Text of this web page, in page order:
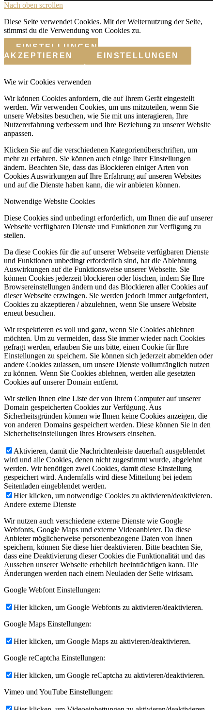
Nach oben scrollen
Diese Seite verwendet Cookies. Mit der Weiternutzung der Seite,
stimmst du die Verwendung von Cookies zu.
EINSTELLUNGEN
AKZEPTIEREN
EINSTELLUNGEN
Wie wir Cookies verwenden
Wir können Cookies anfordern, die auf Ihrem Gerät eingestellt
werden. Wir verwenden Cookies, um uns mitzuteilen, wenn Sie
unsere Websites besuchen, wie Sie mit uns interagieren, Ihre
Nutzererfahrung verbessern und Ihre Beziehung zu unserer Website
anpassen.
Klicken Sie auf die verschiedenen Kategorienüberschriften, um
mehr zu erfahren. Sie können auch einige Ihrer Einstellungen
ändern. Beachten Sie, dass das Blockieren einiger Arten von
Cookies Auswirkungen auf Ihre Erfahrung auf unseren Websites
und auf die Dienste haben kann, die wir anbieten können.
Notwendige Website Cookies
Diese Cookies sind unbedingt erforderlich, um Ihnen die auf unserer
Webseite verfügbaren Dienste und Funktionen zur Verfügung zu
stellen.
Da diese Cookies für die auf unserer Webseite verfügbaren Dienste
und Funktionen unbedingt erforderlich sind, hat die Ablehnung
Auswirkungen auf die Funktionsweise unserer Webseite. Sie
können Cookies jederzeit blockieren oder löschen, indem Sie Ihre
Browsereinstellungen ändern und das Blockieren aller Cookies auf
dieser Webseite erzwingen. Sie werden jedoch immer aufgefordert,
Cookies zu akzeptieren / abzulehnen, wenn Sie unsere Website
erneut besuchen.
Wir respektieren es voll und ganz, wenn Sie Cookies ablehnen
möchten. Um zu vermeiden, dass Sie immer wieder nach Cookies
gefragt werden, erlauben Sie uns bitte, einen Cookie für Ihre
Einstellungen zu speichern. Sie können sich jederzeit abmelden oder
andere Cookies zulassen, um unsere Dienste vollumfänglich nutzen
zu können. Wenn Sie Cookies ablehnen, werden alle gesetzten
Cookies auf unserer Domain entfernt.
Wir stellen Ihnen eine Liste der von Ihrem Computer auf unserer
Domain gespeicherten Cookies zur Verfügung. Aus
Sicherheitsgründen können wie Ihnen keine Cookies anzeigen, die
von anderen Domains gespeichert werden. Diese können Sie in den
Sicherheitseinstellungen Ihres Browsers einsehen.
Aktivieren, damit die Nachrichtenleiste dauerhaft ausgeblendet
wird und alle Cookies, denen nicht zugestimmt wurde, abgelehnt
werden. Wir benötigen zwei Cookies, damit diese Einstellung
gespeichert wird. Andernfalls wird diese Mitteilung bei jedem
Seitenladen eingeblendet werden.
Hier klicken, um notwendige Cookies zu aktivieren/deaktivieren.
Andere externe Dienste
Wir nutzen auch verschiedene externe Dienste wie Google
Webfonts, Google Maps und externe Videoanbieter. Da diese
Anbieter möglicherweise personenbezogene Daten von Ihnen
speichern, können Sie diese hier deaktivieren. Bitte beachten Sie,
dass eine Deaktivierung dieser Cookies die Funktionalität und das
Aussehen unserer Webseite erheblich beeinträchtigen kann. Die
Änderungen werden nach einem Neuladen der Seite wirksam.
Google Webfont Einstellungen:
Hier klicken, um Google Webfonts zu aktivieren/deaktivieren.
Google Maps Einstellungen:
Hier klicken, um Google Maps zu aktivieren/deaktivieren.
Google reCaptcha Einstellungen:
Hier klicken, um Google reCaptcha zu aktivieren/deaktivieren.
Vimeo und YouTube Einstellungen: